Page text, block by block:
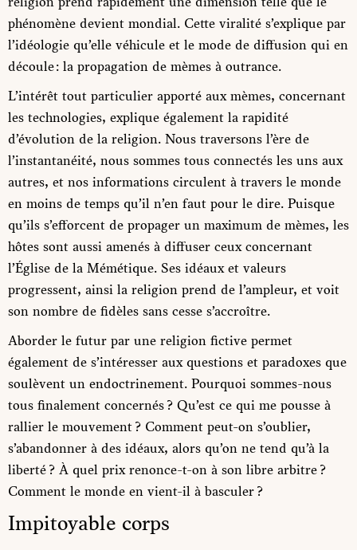
phénomène devient mondial. Cette viralité s’explique par
l’idéologie qu’elle véhicule et le mode de diffusion qui en
découle : la propagation de mèmes à outrance.
L’intérêt tout particulier apporté aux mèmes, concernant
les technologies, explique également la rapidité
d’évolution de la religion. Nous traversons l’ère de
l’instantanéité, nous sommes tous connectés les uns aux
autres, et nos informations circulent à travers le monde
en moins de temps qu’il n’en faut pour le dire. Puisque
qu’ils s’efforcent de propager un maximum de mèmes, les
hôtes sont aussi amenés à diffuser ceux concernant
l’Église de la Mémétique. Ses idéaux et valeurs
progressent, ainsi la religion prend de l’ampleur, et voit
son nombre de fidèles sans cesse s’accroître.
Aborder le futur par une religion fictive permet
également de s’intéresser aux questions et paradoxes que
soulèvent un endoctrinement. Pourquoi sommes-nous
tous finalement concernés ? Qu’est ce qui me pousse à
rallier le mouvement ? Comment peut-on s’oublier,
s’abandonner à des idéaux, alors qu’on ne tend qu’à la
liberté ? À quel prix renonce-t-on à son libre arbitre ?
Comment le monde en vient-il à basculer ?
Impitoyable corps